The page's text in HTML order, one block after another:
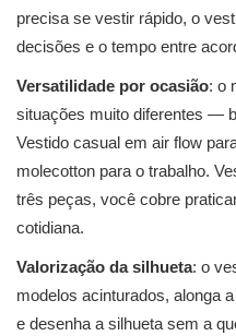
precisa se vestir rápido, o
decisões e o tempo entre
Versatilidade por ocasião: o
situações muito diferentes —
Vestido casual em air flow
molecotton para o trabalho.
três peças, você cobre
cotidiana.
Valorização da silhueta: o
modelos acinturados, alonga
e desenha a silhueta sem a